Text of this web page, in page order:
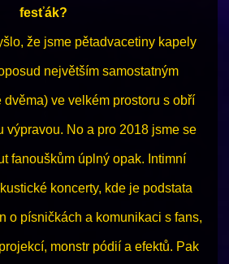
fesťák?
že jsme pětadvacetiny kapely
největším samostatným
dvěma) ve velkém prostoru s obří
výpravou. No a pro 2018 jsme se
fanouškům úplný opak. Intimní
koncerty, kde je podstata
o písničkách a komunikaci s fans,
monstr pódií a efektů. Pak